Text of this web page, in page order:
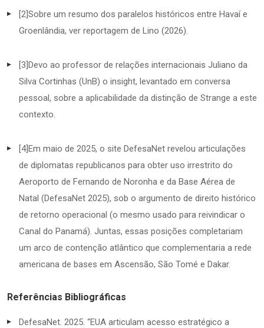
[2]Sobre um resumo dos paralelos históricos entre Havaí e
Groenlândia, ver reportagem de Lino (2026).
[3]Devo ao professor de relações internacionais Juliano da
Silva Cortinhas (UnB) o insight, levantado em conversa
pessoal, sobre a aplicabilidade da distinção de Strange a este
contexto.
[4]Em maio de 2025, o site DefesaNet revelou articulações
de diplomatas republicanos para obter uso irrestrito do
Aeroporto de Fernando de Noronha e da Base Aérea de
Natal (DefesaNet 2025), sob o argumento de direito histórico
de retorno operacional (o mesmo usado para reivindicar o
Canal do Panamá). Juntas, essas posições completariam
um arco de contenção atlântico que complementaria a rede
americana de bases em Ascensão, São Tomé e Dakar.
Referências Bibliográficas
DefesaNet. 2025. “EUA articulam acesso estratégico a